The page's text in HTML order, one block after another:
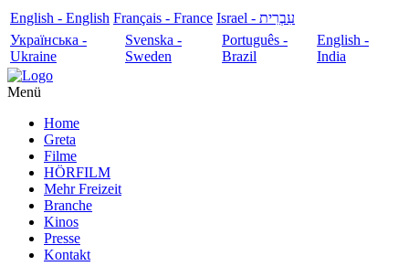
English - English Français - France
עִבְרִית - Israel
Українська -
Ukraine
Svenska -
Sweden
Português -
Brazil
English -
India
Menü
Home
Greta
Filme
HÖRFILM
Mehr Freizeit
Branche
Kinos
Presse
Kontakt